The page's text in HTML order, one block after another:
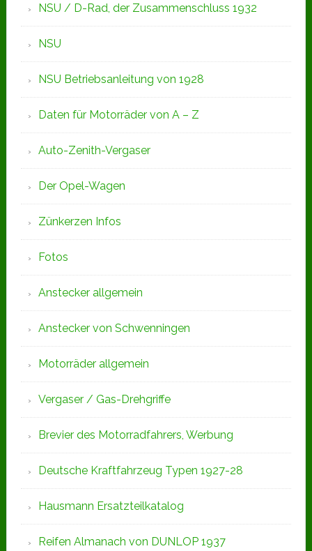
NSU / D-Rad, der Zusammenschluss 1932
NSU
NSU Betriebsanleitung von 1928
Daten für Motorräder von A – Z
Auto-Zenith-Vergaser
Der Opel-Wagen
Zünkerzen Infos
Fotos
Anstecker allgemein
Anstecker von Schwenningen
Motorräder allgemein
Vergaser / Gas-Drehgriffe
Brevier des Motorradfahrers, Werbung
Deutsche Kraftfahrzeug Typen 1927-28
Hausmann Ersatzteilkatalog
Reifen Almanach von DUNLOP 1937